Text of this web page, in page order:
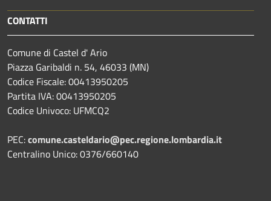
CONTATTI
Comune di Castel d' Ario
Piazza Garibaldi n. 54, 46033 (MN)
Codice Fiscale: 00413950205
Partita IVA: 00413950205
Codice Univoco: UFMCQ2
PEC:comune.casteldario@pec.regione.lombardia.it
Centralino Unico: 0376/660140